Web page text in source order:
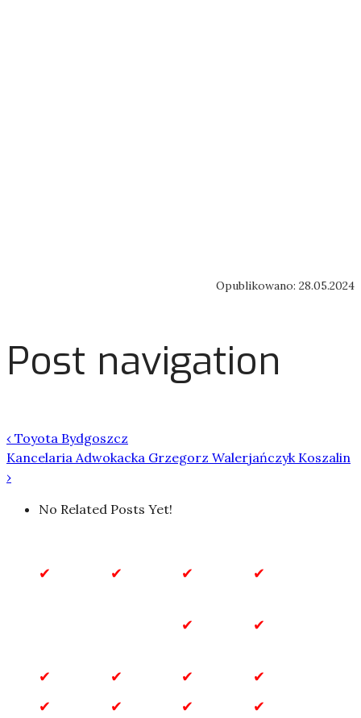
Opublikowano: 28.05.2024
Post navigation
‹ Toyota Bydgoszcz
Kancelaria Adwokacka Grzegorz Walerjańczyk Koszalin
›
No Related Posts Yet!
Budownictwo
Gastronomia
Marketing
Przemysł
Rozrywka